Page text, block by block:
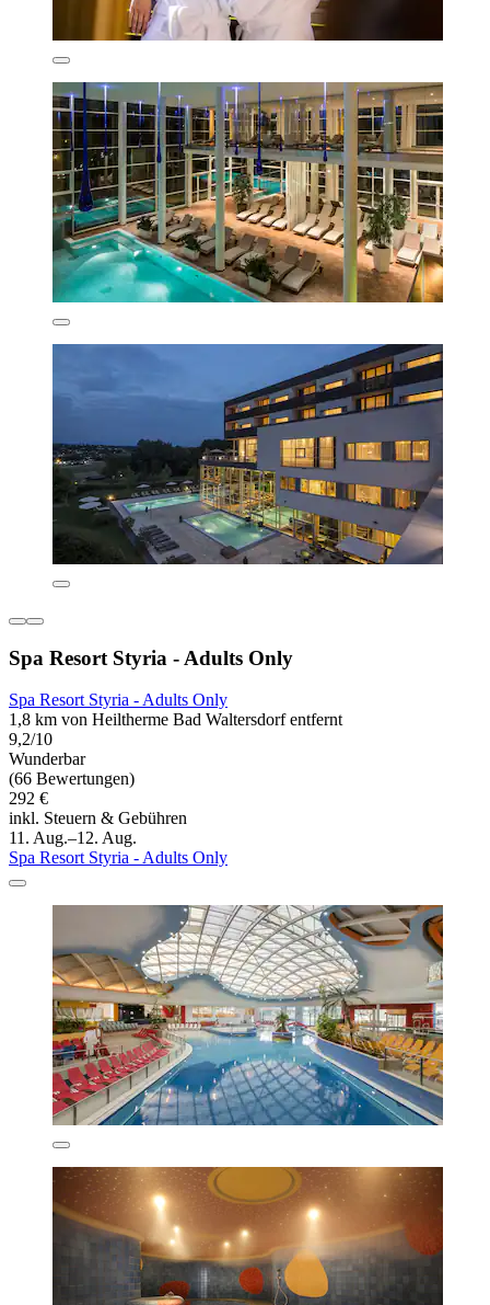
Spa Resort Styria - Adults Only
Spa Resort Styria - Adults Only
1,8 km von Heiltherme Bad Waltersdorf entfernt
9,2/10
Wunderbar
(66 Bewertungen)
292 €
inkl. Steuern & Gebühren
11. Aug.–12. Aug.
Spa Resort Styria - Adults Only